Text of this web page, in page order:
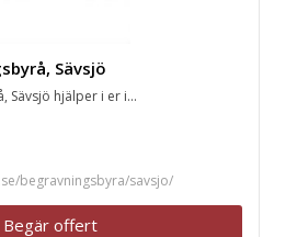
Sävsjö
Sävsjö hjälper i er i...
begravningsbyra/savsjo/
Begär offert